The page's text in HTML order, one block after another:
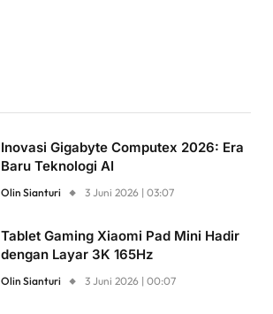
Inovasi Gigabyte Computex 2026: Era
Baru Teknologi AI
Olin Sianturi 3 Juni 2026 | 03:07
Tablet Gaming Xiaomi Pad Mini Hadir
dengan Layar 3K 165Hz
Olin Sianturi 3 Juni 2026 | 00:07